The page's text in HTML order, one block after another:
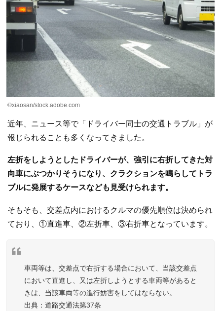
©️xiaosan/stock.adobe.com
近年、ニュース等で「ドライバー同士の交通トラブル」が
報じられることも多くなってきました。
左折をしようとしたドライバーが、強引に右折してきた対
向車にぶつかりそうになり、クラクションを鳴らしてトラ
ブルに発展するケースなども見受けられます。
そもそも、交差点内におけるクルマの優先順位は決められ
ており、①直進車、②左折車、③右折車となっています。
車両等は、交差点で右折する場合において、当該交差点
において直進し、又は左折しようとする車両等があると
きは、当該車両等の進行妨害をしてはならない。
道路交通法第37条